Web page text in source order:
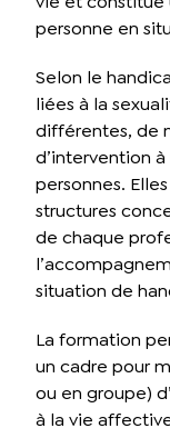
personne en
Selon le
liées à la
différentes, de
d’intervention
personnes.
structures
de chaque
situation de
La formation
un cadre pour
ou en groupe)
à la vie